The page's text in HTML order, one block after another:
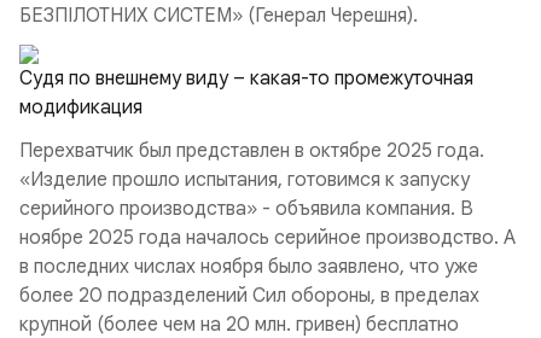
БЕЗПІЛОТНИХ СИСТЕМ» (Генерал Черешня).
Судя по внешнему виду – какая-то промежуточная
модификация
Перехватчик был представлен в октябре 2025 года.
«Изделие прошло испытания, готовимся к запуску
серийного производства» - объявила компания. В
ноябре 2025 года началось серийное производство. А
в последних числах ноября было заявлено, что уже
более 20 подразделений Сил обороны, в пределах
крупной (более чем на 20 млн. гривен) бесплатно